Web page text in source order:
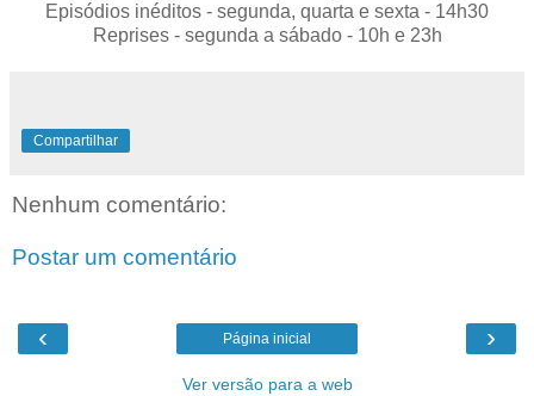
Episódios inéditos - segunda, quarta e sexta - 14h30
Reprises - segunda a sábado - 10h e 23h
Compartilhar
Nenhum comentário:
Postar um comentário
‹ ›
Página inicial
Ver versão para a web